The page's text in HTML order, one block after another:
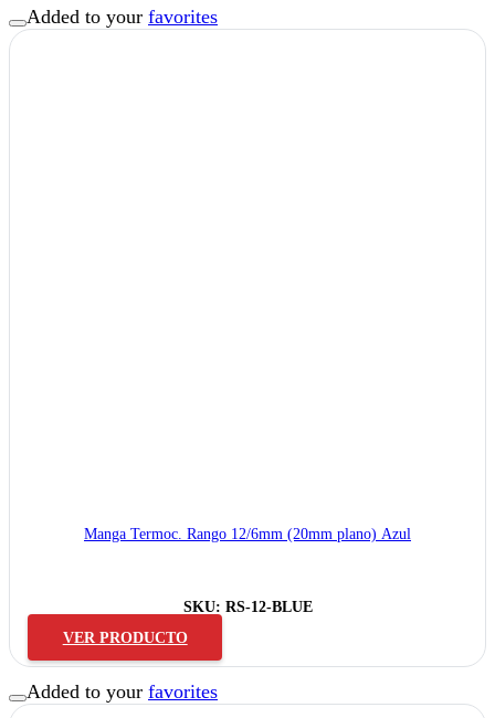
Added to your favorites
Manga Termoc. Rango 12/6mm (20mm plano) Azul
SKU: RS-12-BLUE
VER PRODUCTO
Added to your favorites